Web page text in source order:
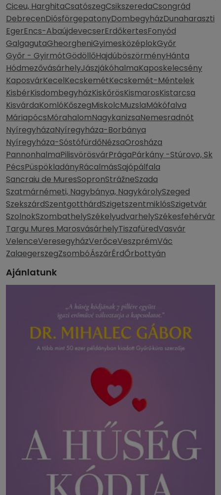
Ciceu, HarghitaCsatószegCsikszeredaCsongrád
DebrecenDiósförgepatonyDombegyházDunaharaszti
EgerEncs-AbaújdevecserErdőkertesFonyód
GalgagutaGheorgheniGyimesközéplokGyőr
Győr - GyirmótGödöllőHajdúböszörményHánta
HódmezővásárhelyJászjákóhalmaKaposkelecsény
KaposvárKecelKecskemétKecskemét-Méntelek
KisbérKisdombegyházKiskőrösKismarosKistarcsa
KisvárdaKomlóKőszegMiskolcMuzslaMákófalva
MáriapócsMórahalomNagykanizsaNemesradnót
NyíregyházaNyíregyháza-Borbánya
Nyíregyháza-SóstófürdőNézsaOrosháza
PannonhalmaPilisvörösvárPrágaPárkány -Stúrovo, Sk
PécsPüspökladányRácalmásSajópálfala
Sancraiu de MuresSopronStrážneSzada
Szatmárnémeti, Nagybánya, NagykárolySzeged
SzekszárdSzentgotthárdSzigetszentmiklósSzigetvár
SzolnokSzombathelySzékelyudvarhelySzékesfehérvár
Targu Mures MarosvásárhelyTiszafüredVasvár
VelenceVeresegyházVerőceVeszprémVác
ZalaegerszegZsombóÁszárÉrdŐrbottyán
Ajánlatunk